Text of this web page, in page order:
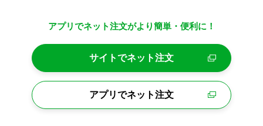
アプリでネット注文がより簡単・便利に！
サイトでネット注文
アプリでネット注文